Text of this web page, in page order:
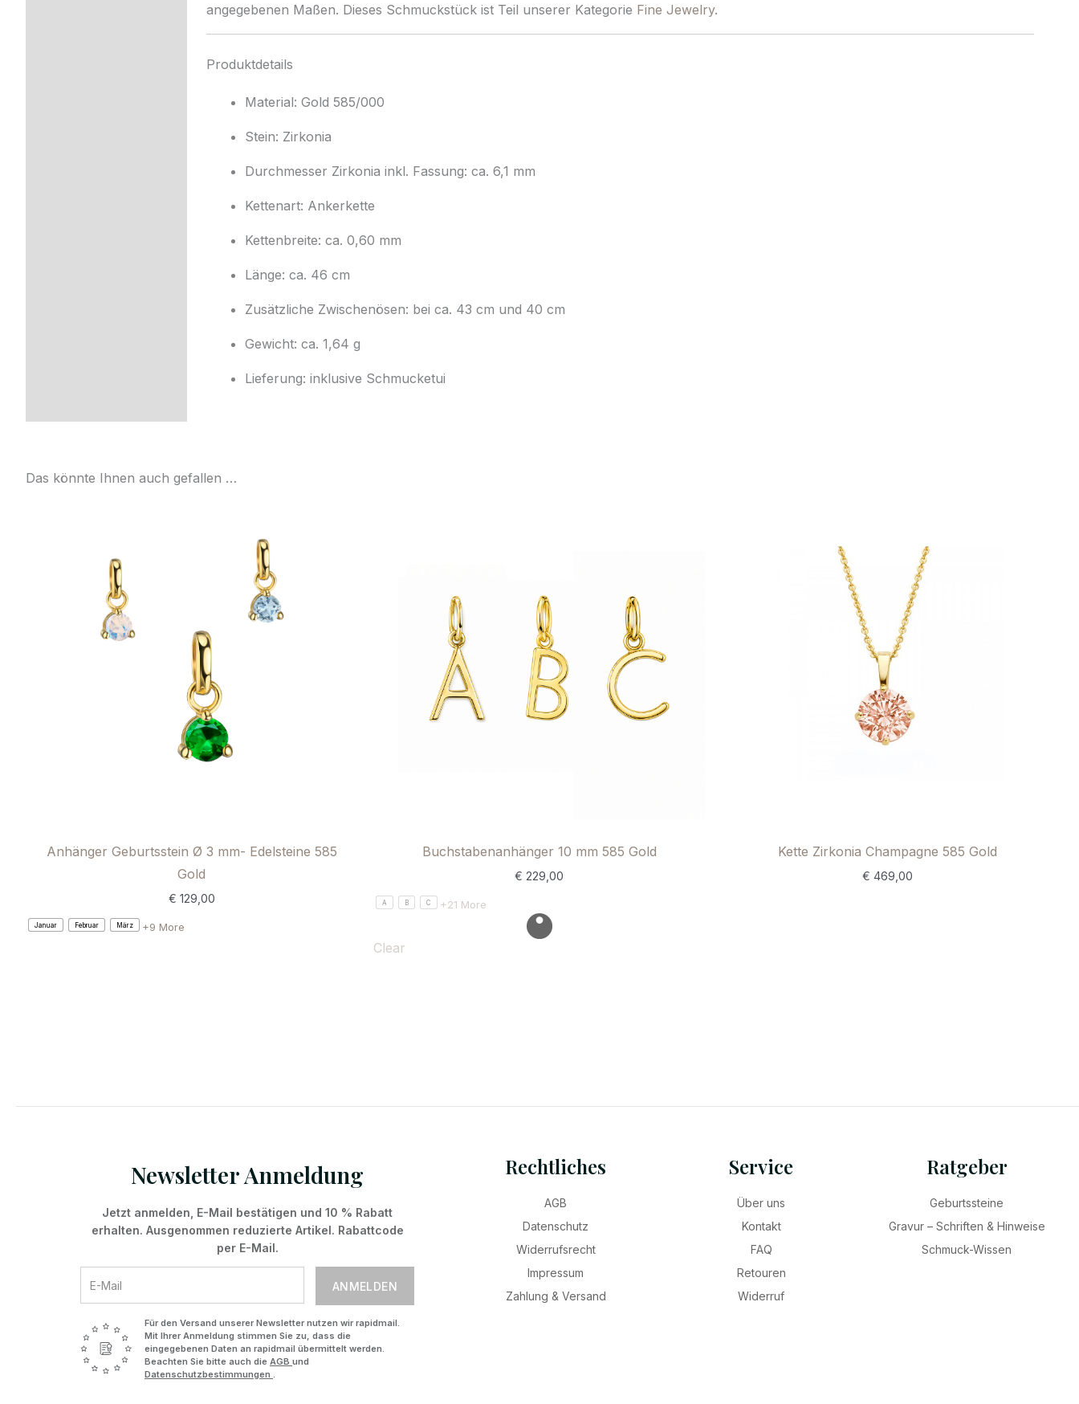
angegebenen Maßen. Dieses Schmuckstück ist Teil unserer Kategorie Fine Jewelry.
Produktdetails
Material: Gold 585/000
Stein: Zirkonia
Durchmesser Zirkonia inkl. Fassung: ca. 6,1 mm
Kettenart: Ankerkette
Kettenbreite: ca. 0,60 mm
Länge: ca. 46 cm
Zusätzliche Zwischenösen: bei ca. 43 cm und 40 cm
Gewicht: ca. 1,64 g
Lieferung: inklusive Schmucketui
Das könnte Ihnen auch gefallen …
Anhänger Geburtsstein Ø 3 mm- Edelsteine 585
Gold
€ 129,00
Januar Februar März +9 More
Buchstabenanhänger 10 mm 585 Gold
€ 229,00
A B C +21 More
Clear
Kette Zirkonia Champagne 585 Gold
€ 469,00
Newsletter Anmeldung
Jetzt anmelden, E-Mail bestätigen und 10 % Rabatt
erhalten. Ausgenommen reduzierte Artikel. Rabattcode
per E-Mail.
ANMELDEN
Für den Versand unserer Newsletter nutzen wir rapidmail.
Mit Ihrer Anmeldung stimmen Sie zu, dass die
eingegebenen Daten an rapidmail übermittelt werden.
Beachten Sie bitte auch die AGB und
Datenschutzbestimmungen .
Rechtliches
AGB
Datenschutz
Widerrufsrecht
Impressum
Zahlung & Versand
Service
Über uns
Kontakt
FAQ
Retouren
Widerruf
Ratgeber
Geburtssteine
Gravur – Schriften & Hinweise
Schmuck-Wissen